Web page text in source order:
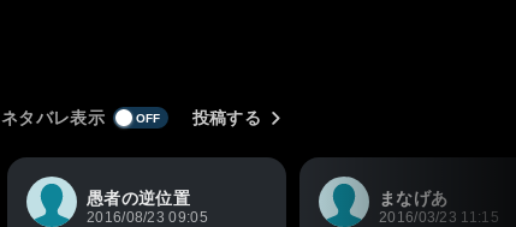
ネタバレ表示 投稿する
愚者の逆位置
2016/08/23 09:05
まなげあ
2016/03/23 11:15